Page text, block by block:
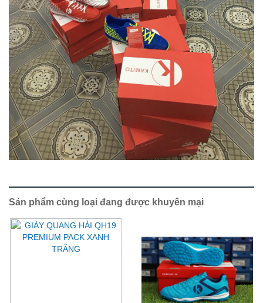
Sản phẩm cùng loại đang được khuyến mại